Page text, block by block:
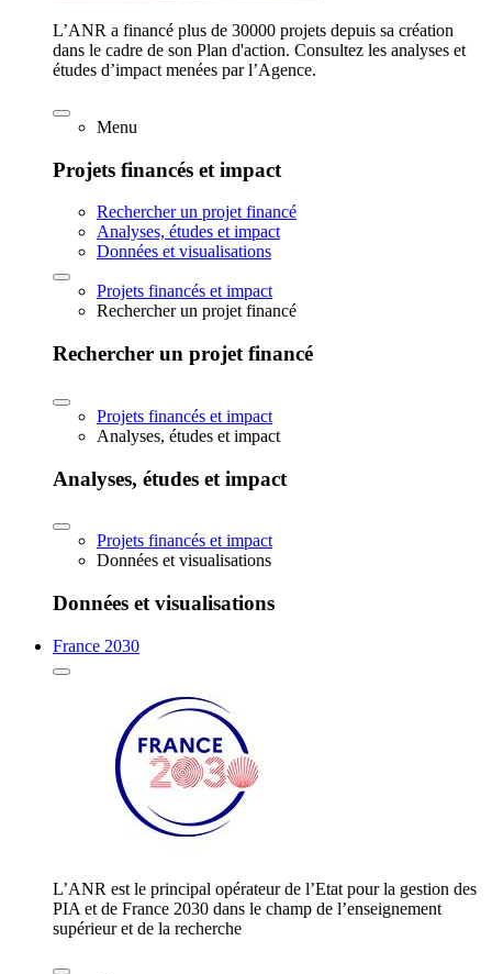
L’ANR a financé plus de 30000 projets depuis sa création
dans le cadre de son Plan d'action. Consultez les analyses et
études d’impact menées par l’Agence.
Menu
Projets financés et impact
Rechercher un projet financé
Analyses, études et impact
Données et visualisations
Projets financés et impact
Rechercher un projet financé
Rechercher un projet financé
Projets financés et impact
Analyses, études et impact
Analyses, études et impact
Projets financés et impact
Données et visualisations
Données et visualisations
France 2030
L’ANR est le principal opérateur de l’Etat pour la gestion des
PIA et de France 2030 dans le champ de l’enseignement
supérieur et de la recherche